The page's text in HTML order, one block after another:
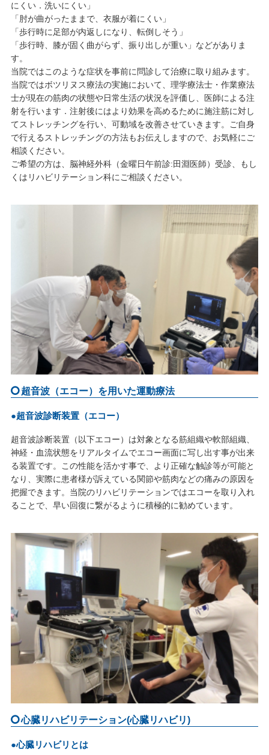
にくい．洗いにくい」
「肘が曲がったままで、衣服が着にくい」
「歩行時に足部が内返しになり、転倒しそう」
「歩行時、膝が固く曲がらず、振り出しが重い」などがありま
す。
当院ではこのような症状を事前に問診して治療に取り組みます。
当院ではボツリヌス療法の実施において、理学療法士・作業療法
士が現在の筋肉の状態や日常生活の状況を評価し、医師による注
射を行います．注射後にはより効果を高めるために施注筋に対し
てストレッチングを行い、可動域を改善させていきます。ご自身
で行えるストレッチングの方法もお伝えしますので、お気軽にご
相談ください。
ご希望の方は、脳神経外科（金曜日午前診:田淵医師）受診、もし
くはリハビリテーション科にご相談ください。
超音波（エコー）を用いた運動療法
●超音波診断装置（エコー）
超音波診断装置（以下エコー）は対象となる筋組織や軟部組織、
神経・血流状態をリアルタイムでエコー画面に写し出す事が出来
る装置です。この性能を活かす事で、より正確な触診等が可能と
なり、実際に患者様が訴えている関節や筋肉などの痛みの原因を
把握できます。当院のリハビリテーションではエコーを取り入れ
ることで、早い回復に繋がるように積極的に勧めています。
心臓リハビリテーション(心臓リハビリ)
●心臓リハビリとは